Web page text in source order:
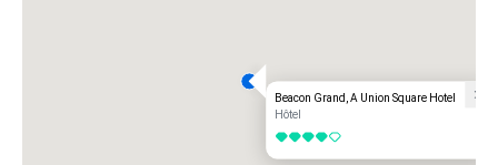
En direction du sud jusqu'à San Francisco, en Californie, via le Golden
* Prenez la Highway 101 South jusqu'à San Francisco
Beacon Grand, A Union Square Hotel
Hôtel
4 sur 5